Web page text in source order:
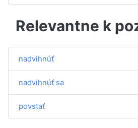
Relevantne k
nadvihnúť
nadvihnúť sa
povstať